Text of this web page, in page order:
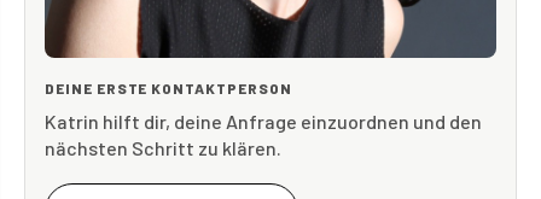
DEINE ERSTE KONTAKTPERSON
Katrin hilft dir, deine Anfrage einzuordnen und den
nächsten Schritt zu klären.